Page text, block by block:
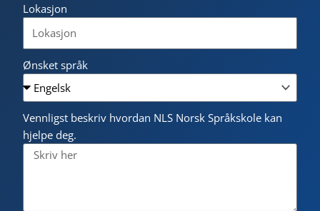
Lokasjon
Ønsket språk
Vennligst beskriv hvordan NLS Norsk Språkskole kan
hjelpe deg.